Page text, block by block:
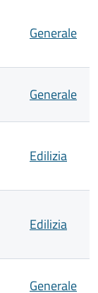
Generale
Generale
Edilizia
Edilizia
Generale